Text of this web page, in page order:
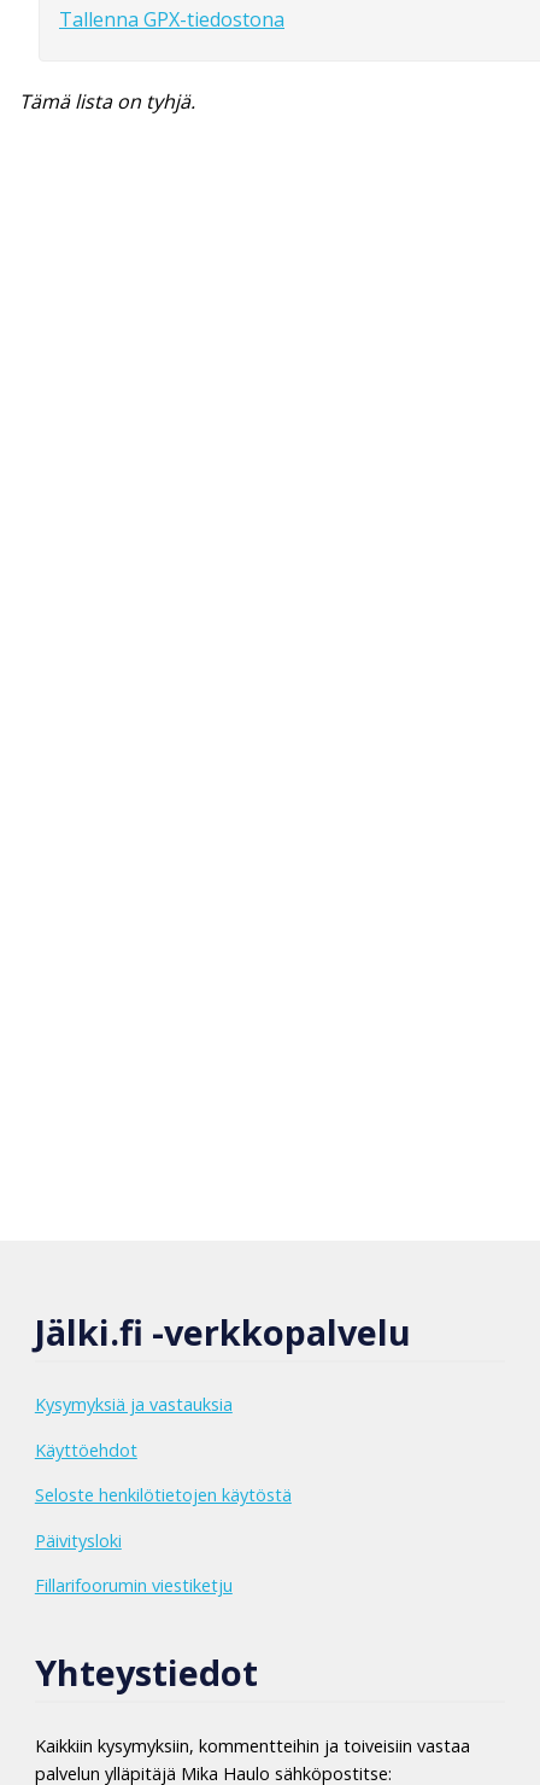
Tallenna GPX-tiedostona
Tämä lista on tyhjä.
Jälki.fi -verkkopalvelu
Kysymyksiä ja vastauksia
Käyttöehdot
Seloste henkilötietojen käytöstä
Päivitysloki
Fillarifoorumin viestiketju
Yhteystiedot
Kaikkiin kysymyksiin, kommentteihin ja toiveisiin vastaa
palvelun ylläpitäjä Mika Haulo sähköpostitse: